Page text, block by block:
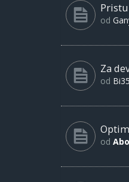
od
Za
od
od